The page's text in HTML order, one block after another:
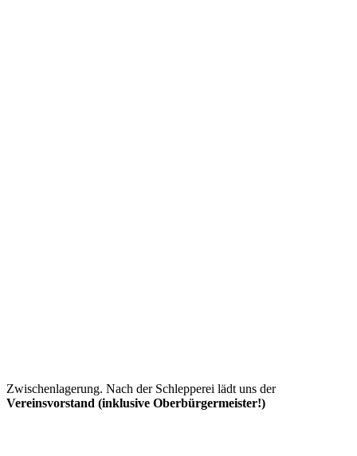
Zwischenlagerung. Nach der Schlepperei lädt uns der
Vereinsvorstand (inklusive Oberbürgermeister!)